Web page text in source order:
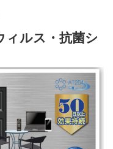
g
i
ィルス・抗菌シ